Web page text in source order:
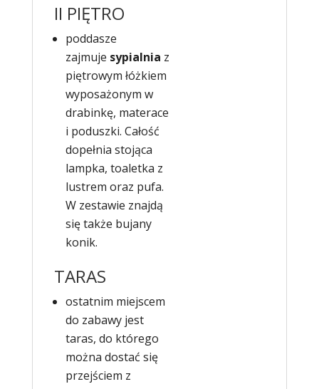
II PIĘTRO
poddasze
zajmuje sypialnia z
piętrowym łóżkiem
wyposażonym w
drabinkę, materace
i poduszki. Całość
dopełnia stojąca
lampka, toaletka z
lustrem oraz pufa.
W zestawie znajdą
się także bujany
konik.
TARAS
ostatnim miejscem
do zabawy jest
taras, do którego
można dostać się
przejściem z